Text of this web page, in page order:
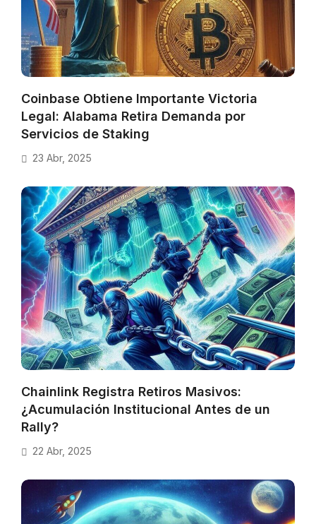
Coinbase Obtiene Importante Victoria
Legal: Alabama Retira Demanda por
Servicios de Staking
23 Abr, 2025
Chainlink Registra Retiros Masivos:
¿Acumulación Institucional Antes de un
Rally?
22 Abr, 2025